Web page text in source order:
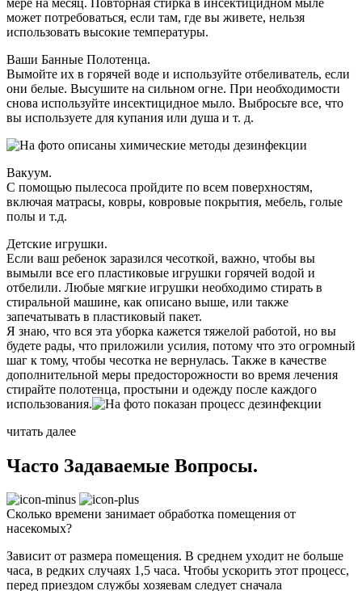
может потребоваться, если там, где вы живете, нельзя
использовать высокие температуры.
Ваши Банные Полотенца.
Вымойте их в горячей воде и используйте отбеливатель, если
они белые. Высушите на сильном огне. При необходимости
снова используйте инсектицидное мыло. Выбросьте все, что
вы используете для купания или душа и т. д.
Вакуум.
С помощью пылесоса пройдите по всем поверхностям,
включая матрасы, ковры, ковровые покрытия, мебель, голые
полы и т.д.
Детские игрушки.
Если ваш ребенок заразился чесоткой, важно, чтобы вы
вымыли все его пластиковые игрушки горячей водой и
отбелили. Любые мягкие игрушки необходимо стирать в
стиральной машине, как описано выше, или также
запечатывать в пластиковый пакет.
Я знаю, что вся эта уборка кажется тяжелой работой, но вы
будете рады, что приложили усилия, потому что это огромный
шаг к тому, чтобы чесотка не вернулась. Также в качестве
дополнительной меры предосторожности во время лечения
стирайте полотенца, простыни и одежду после каждого
использования.
читать далее
Часто Задаваемые Вопросы.
Сколько времени занимает обработка помещения от
насекомых?
Зависит от размера помещения. В среднем уходит не больше
часа, в редких случаях 1,5 часа. Чтобы ускорить этот процесс,
перед приездом службы хозяевам следует сначала